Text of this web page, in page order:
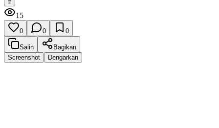
15
0 0 0
Salin
Bagikan
Screenshot
Dengarkan